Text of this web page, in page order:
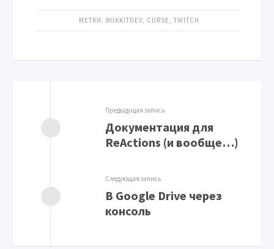
МЕТКИ: BUKKITDEV, CURSE TWITCH
Предыдущая запись
Документация для
ReActions (и вообще…)
Следующая запись
В Google Drive через
консоль